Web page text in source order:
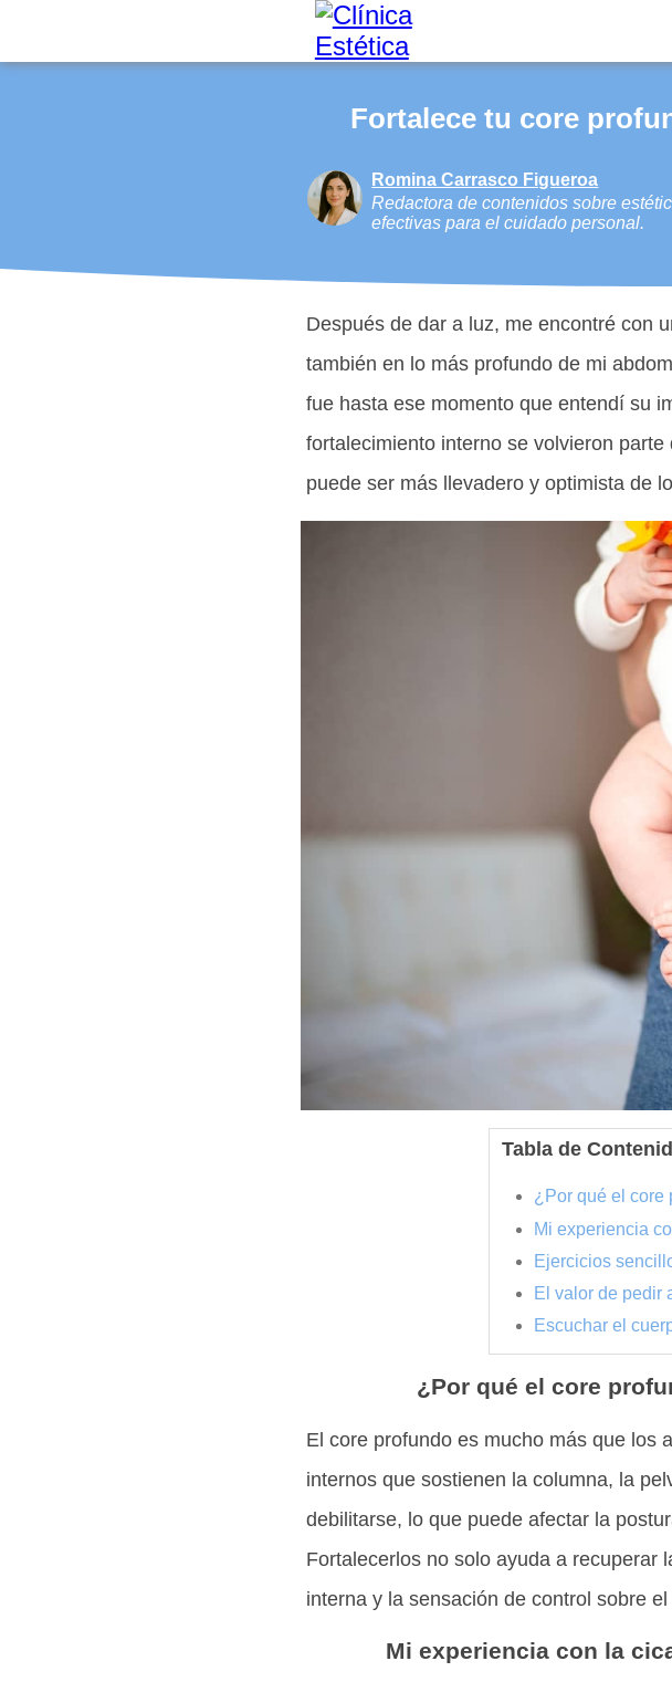
Fortalece tu core
Romina Carrasco Figueroa
Redactora de contenidos sobre
efectivas para el cuidado personal.
Después de dar a luz, me encontré con
también en lo más profundo de mi
fue hasta ese momento que entendí su
fortalecimiento interno se volvieron
puede ser más llevadero y optimista de
Tabla de
¿Por qué el core
Mi experiencia
Ejercicios
El valor de pedir
Escuchar el
¿Por qué el core
El core profundo es mucho más que los
internos que sostienen la columna, la
debilitarse, lo que puede afectar la
Fortalecerlos no solo ayuda a recuperar
interna y la sensación de control sobre
Mi experiencia con la